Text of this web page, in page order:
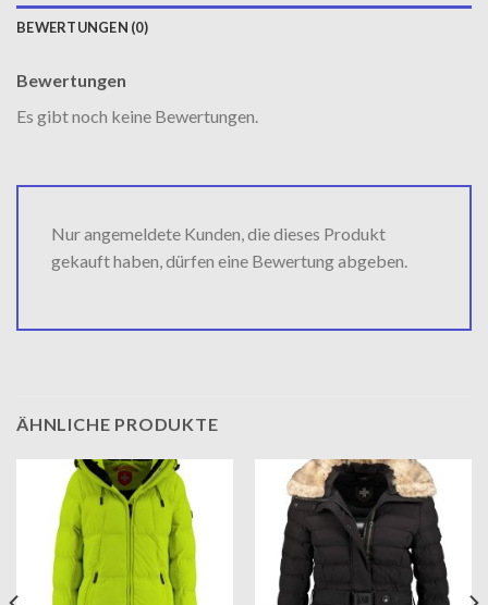
BEWERTUNGEN (0)
Bewertungen
Es gibt noch keine Bewertungen.
Nur angemeldete Kunden, die dieses Produkt
gekauft haben, dürfen eine Bewertung abgeben.
ÄHNLICHE PRODUKTE